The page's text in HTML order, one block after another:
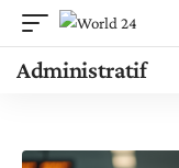
Administratif